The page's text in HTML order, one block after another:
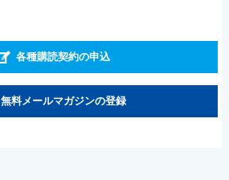
各種購読契約の申込
無料メールマガジンの登録